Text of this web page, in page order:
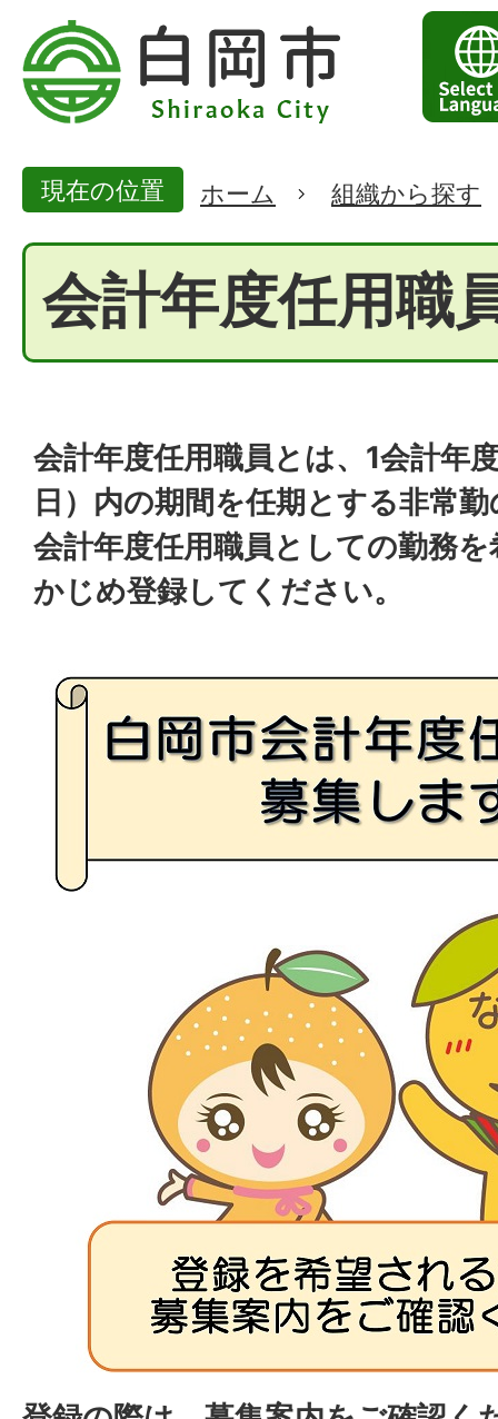
現在の位置 ホーム 組織から探す
会計年度任用職
会計年度任用職員とは、1会計年
日）内の期間を任期とする非常
会計年度任用職員としての勤務
かじめ登録してください。